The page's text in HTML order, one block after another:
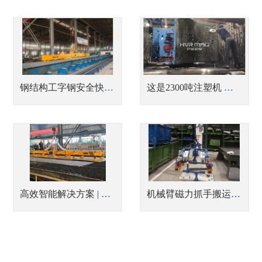
钢结构工字钢安全快速吊装方案｜悍威电永磁吊具 助力沧州胜达重工 这是2300吨注塑机 磁力快速换模现场，场面震撼
高效智能解决方案 | 电永磁吊具助力船业实现产能翻倍与安全生产 机械臂磁力抓手搬运50公斤重框架类钢件